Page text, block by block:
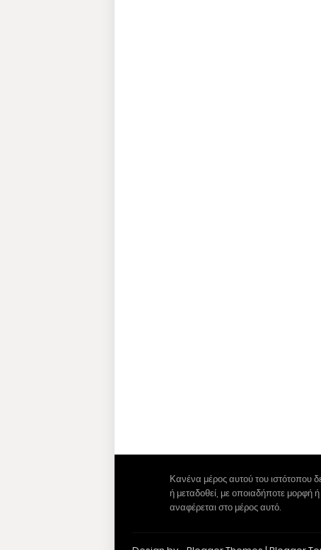
Κανένα μέρος αυτού του ιστότοπου
ή μεταδοθεί, με οποιαδήποτε μορφή
αναφέρεται στο μέρος αυτό.